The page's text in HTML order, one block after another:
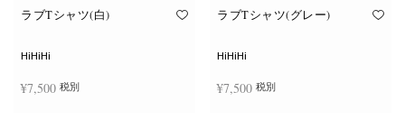
オ オ
ラブTシャツ(白)
HiHiHi
¥7,500 税別
ラブTシャツ(グレー)
HiHiHi
¥7,500 税別